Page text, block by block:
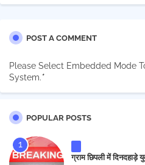
POST A COMMENT
Please Select Embedded Mode
System.*
POPULAR POSTS
ग्राम छिपली में दिनदहाड़े